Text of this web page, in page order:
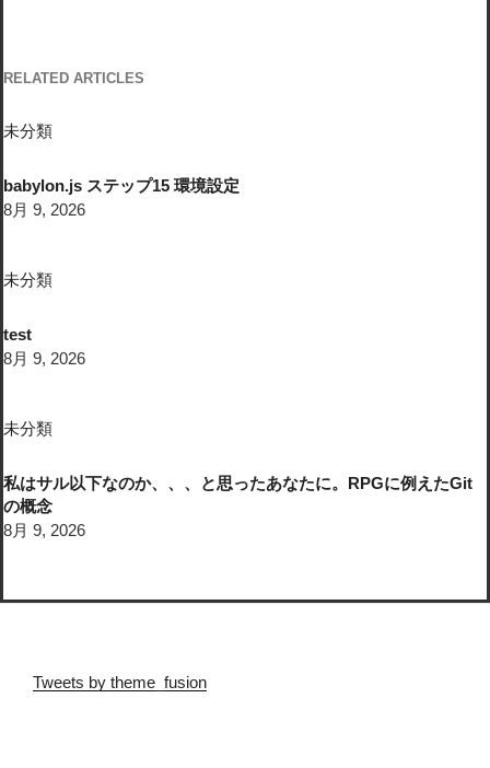
RELATED ARTICLES
未分類
babylon.js ステップ15 環境設定
8月 9, 2026
未分類
test
8月 9, 2026
未分類
私はサル以下なのか、、、と思ったあなたに。RPGに例えたGit
の概念
8月 9, 2026
Tweets by theme_fusion